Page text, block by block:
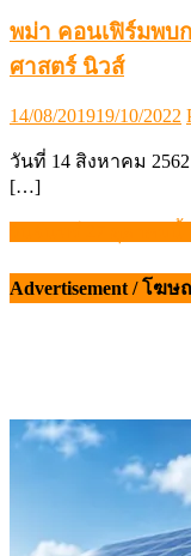
พม่า คอนเฟิร์มพบ
ศาสตร์ นิวส์
Posted
14/08/201919/10/2022
วันที่ 14 สิงหาคม
[…]
แนะแนว
เรื่อง
Advertisement / โฆษ